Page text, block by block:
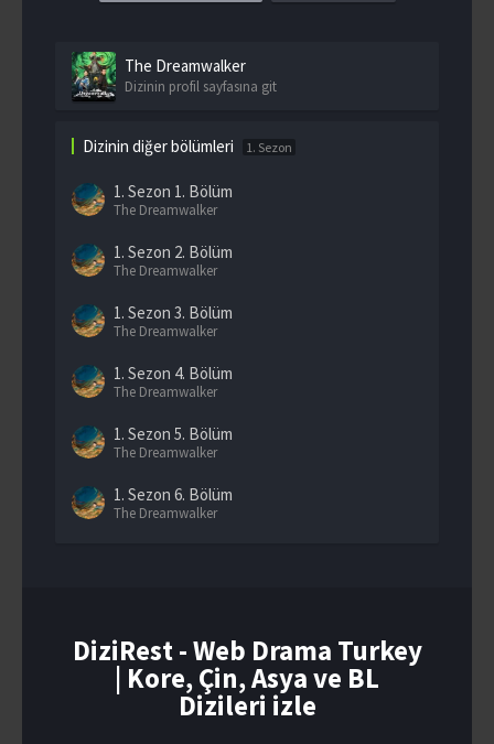
The Dreamwalker
Dizinin profil sayfasına git
Dizinin diğer bölümleri 1. Sezon
1. Sezon 1. Bölüm
The Dreamwalker
1. Sezon 2. Bölüm
The Dreamwalker
1. Sezon 3. Bölüm
The Dreamwalker
1. Sezon 4. Bölüm
The Dreamwalker
1. Sezon 5. Bölüm
The Dreamwalker
1. Sezon 6. Bölüm
The Dreamwalker
1. Sezon9. Bölüm
The Dreamwalker
DiziRest - Web Drama Turkey
| Kore, Çin, Asya ve BL
Dizileri izle